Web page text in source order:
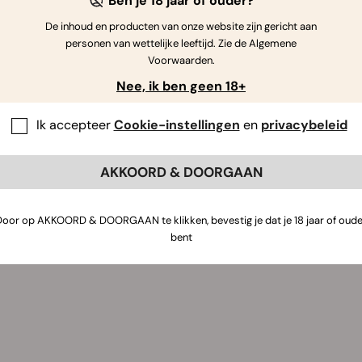
voor medicinale doelen wordt overwogen. Het
en landen die momenteel veel vooruitgang boeken binnen
van Microsoft, om de cannabis tech industrie te steunen,
handelsartikel wordt, maar ook dat er steeds meer
niet alleen voor de tech industrie, maar ook voor de
te verkrijgen in een gelegaliseerde cannabis industrie en we
Artikelen
De inhoud en producten van onze website zijn gericht aan
personen van wettelijke leeftijd. Zie de Algemene
Voorwaarden.
Nee, ik ben geen 18+
Ik accepteerCookie-instellingen en privacybeleid
AKKOORD & DOORGAAN
op AKKOORD & DOORGAAN te klikken, bevestig je dat je 18 jaar of
bent